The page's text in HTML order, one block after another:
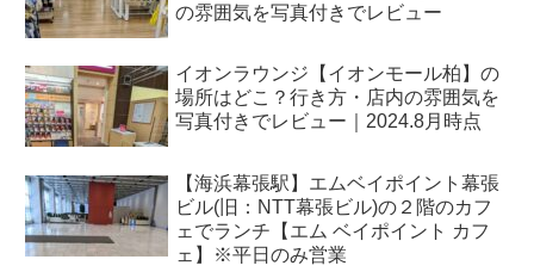
の雰囲気を写真付きでレビュー
イオンラウンジ【イオンモール柏】の
場所はどこ？行き方・店内の雰囲気を
写真付きでレビュー｜2024.8月時点
【海浜幕張駅】エムベイポイント幕張
ビル(旧：NTT幕張ビル)の２階のカフ
ェでランチ【エム ベイポイント カフ
ェ】※平日のみ営業